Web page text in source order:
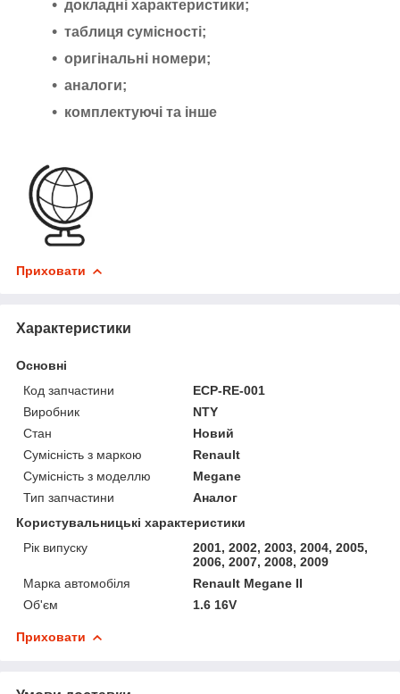
докладні характеристики;
таблиця сумісності;
оригінальні номери;
аналоги;
комплектуючі та інше
Приховати
Характеристики
Основні
Код запчастини
ECP-RE-001
Виробник
NTY
Стан
Новий
Сумісність з маркою
Renault
Сумісність з моделлю
Megane
Тип запчастини
Аналог
Користувальницькі характеристики
Рік випуску
2001, 2002, 2003, 2004, 2005,
2006, 2007, 2008, 2009
Марка автомобіля
Renault Megane II
Об'єм
1.6 16V
Приховати